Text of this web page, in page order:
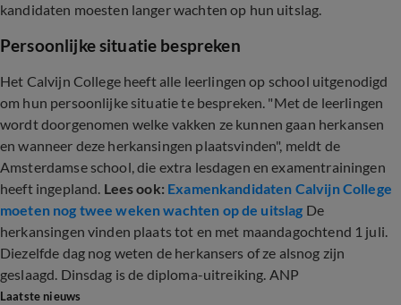
kandidaten moesten langer wachten op hun uitslag.
Persoonlijke situatie bespreken
Het Calvijn College heeft alle leerlingen op school uitgenodigd
om hun persoonlijke situatie te bespreken. "Met de leerlingen
wordt doorgenomen welke vakken ze kunnen gaan herkansen
en wanneer deze herkansingen plaatsvinden", meldt de
Amsterdamse school, die extra lesdagen en examentrainingen
heeft ingepland. Lees ook: Examenkandidaten Calvijn College
moeten nog twee weken wachten op de uitslag De
herkansingen vinden plaats tot en met maandagochtend 1 juli.
Diezelfde dag nog weten de herkansers of ze alsnog zijn
geslaagd. Dinsdag is de diploma-uitreiking. ANP
Laatste nieuws